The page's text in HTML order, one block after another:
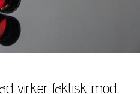
virker faktisk mod